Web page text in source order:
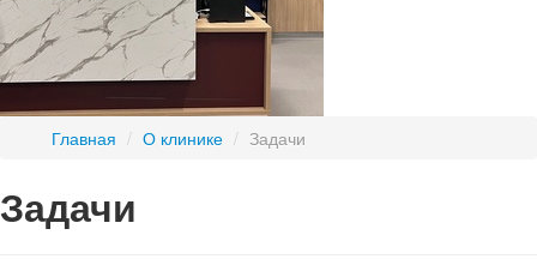
Главная / О клинике / Задачи
Задачи